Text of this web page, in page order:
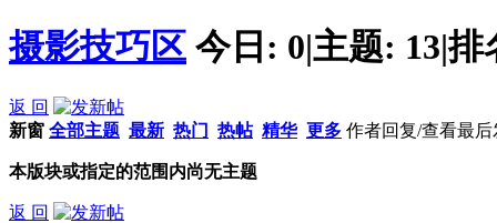
摄影技巧区 今日: 0|主题: 13|排
返 回
新窗 全部主题 最新 热门 热帖 精华 更多 作者回复/查看最后
本版块或指定的范围内尚无主题
返 回